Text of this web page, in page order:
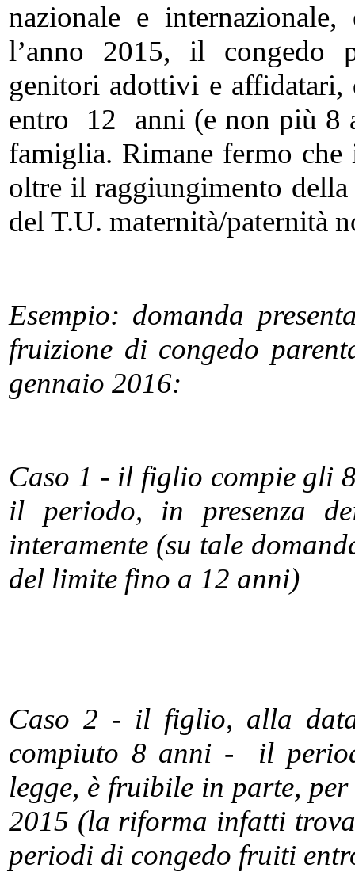
nazionale e
l’anno 2015, il congedo
genitori adottivi e
entro 12 anni (e non più 8
famiglia. Rimane fermo
oltre il raggiungimento
del T.U. maternità/paternità
Esempio: domanda
fruizione di congedo
gennaio 2016:
Caso 1 - il figlio compie gli
il periodo, in presenza
interamente (su tale
del limite fino a 12 anni)
Caso 2 - il figlio, alla
compiuto 8 anni - il
legge, è fruibile in parte,
2015 (la riforma infatti
periodi di congedo fruiti